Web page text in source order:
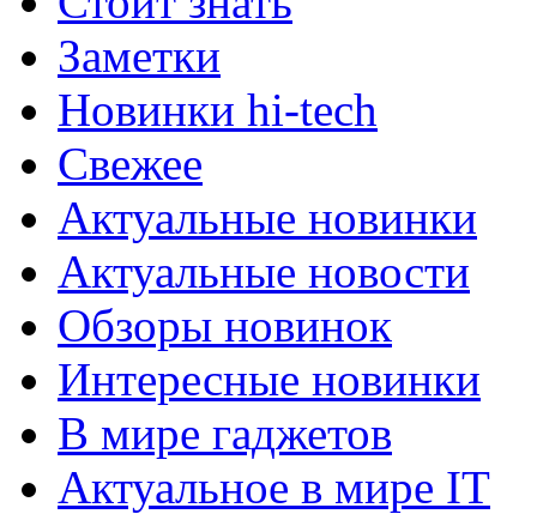
Заметки
Новинки hi-tech
Свежее
Актуальные новинки
Актуальные новости
Обзоры новинок
Интересные новинки
В мире гаджетов
Актуальное в мире IT